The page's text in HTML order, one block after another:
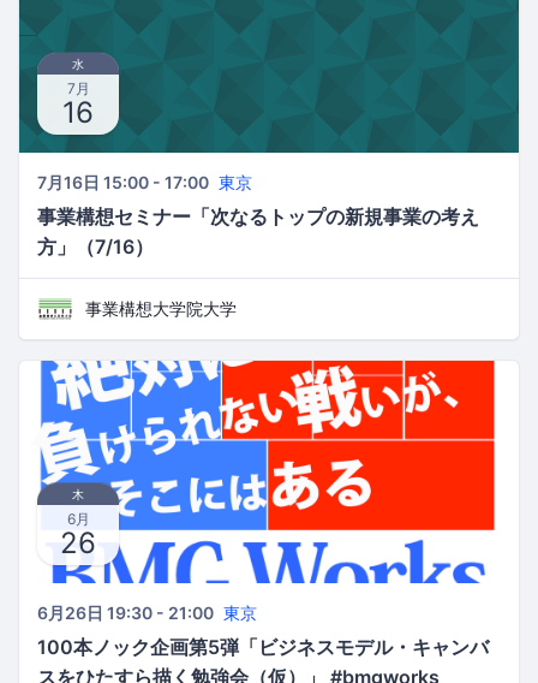
水
7月
16
7月16日 15:00 - 17:00 東京
事業構想セミナー「次なるトップの新規事業の考え
方」（7/16）
事業構想大学院大学
木
6月
26
6月26日 19:30 - 21:00 東京
100本ノック企画第5弾「ビジネスモデル・キャンバ
スをひたすら描く勉強会（仮）」 #bmgworks